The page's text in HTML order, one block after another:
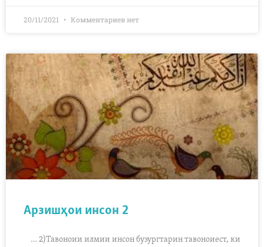
20/11/2021 Комментариев нет
Арзишҳои инсон 2
… 2)Тавоноии илмии инсон бузургтарин тавоноиест, ки